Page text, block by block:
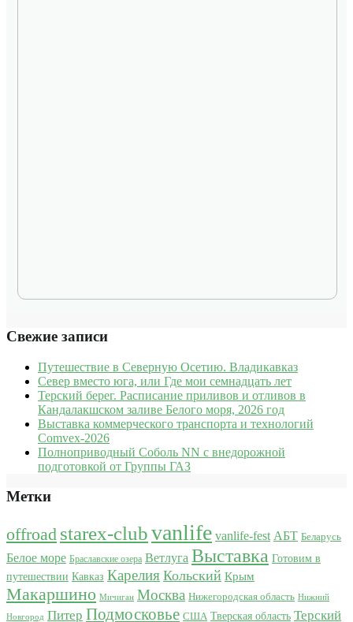
Свежие записи
Путешествие в Северную Осетию. Владикавказ
Север вместо юга, или Где мои семнадцать лет
Терский берег. Расписание приливов и отливов в
Кандалакшском заливе Белого моря, 2026 год
Выставка коммерческого транспорта и технологий
Comvex-2026
Полноприводный Соболь NN с внедорожной
подготовкой от Группы ГАЗ
Метки
offroad starex-clubvanlife vanlife-fest АБТ Беларусь
Белое море Браславские озера Ветлуга Выставка Готовим в
путешествии Кавказ Карелия Кольский Крым
Макаршино Мичиган Москва Нижегородская область Нижний
Новгород Питер Подмосковье США Тверская область Терский